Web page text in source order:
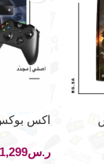
اكس
ر.س